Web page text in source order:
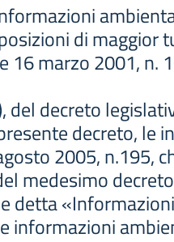
di maggior
marzo 2001, n.
decreto
decreto, le
2005, n.195,
medesimo
detta
informazioni